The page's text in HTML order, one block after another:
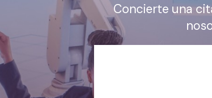
Concierte una